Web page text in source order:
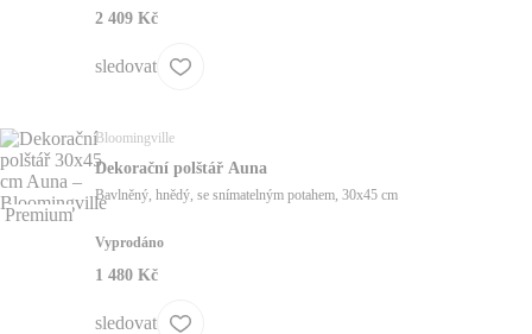
2 409 Kč
sledovat
Premium
Bloomingville
Dekorační polštář Auna
Bavlněný, hnědý, se snímatelným potahem, 30x45 cm
Vyprodáno
1 480 Kč
sledovat